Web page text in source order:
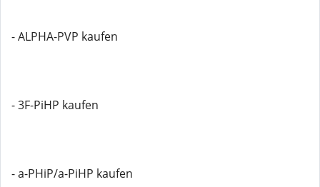
- ALPHA-PVP kaufen
- 3F-PiHP kaufen
- a-PHiP/a-PiHP kaufen